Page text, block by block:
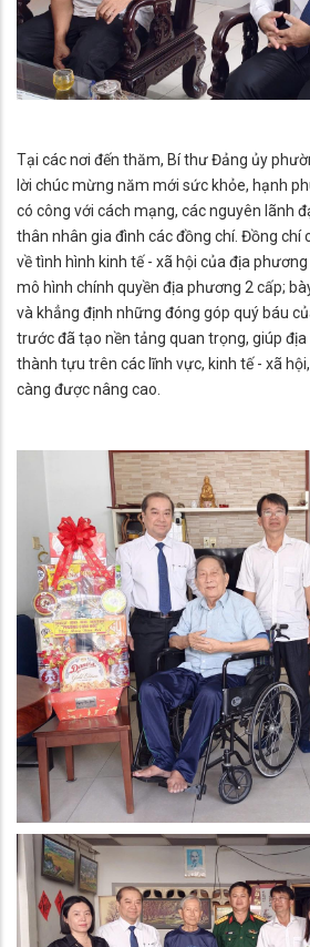
Tại các nơi đến thăm, Bí thư Đảng ủy
lời chúc mừng năm mới sức khỏe, hạnh
có công với cách mạng, các nguyên lãnh
thân nhân gia đình các đồng chí. Đồng chí
về tình hình kinh tế - xã hội của địa
mô hình chính quyền địa phương 2 cấp;
và khẳng định những đóng góp quý báu
trước đã tạo nền tảng quan trọng, giúp
thành tựu trên các lĩnh vực, kinh tế - xã
càng được nâng cao.